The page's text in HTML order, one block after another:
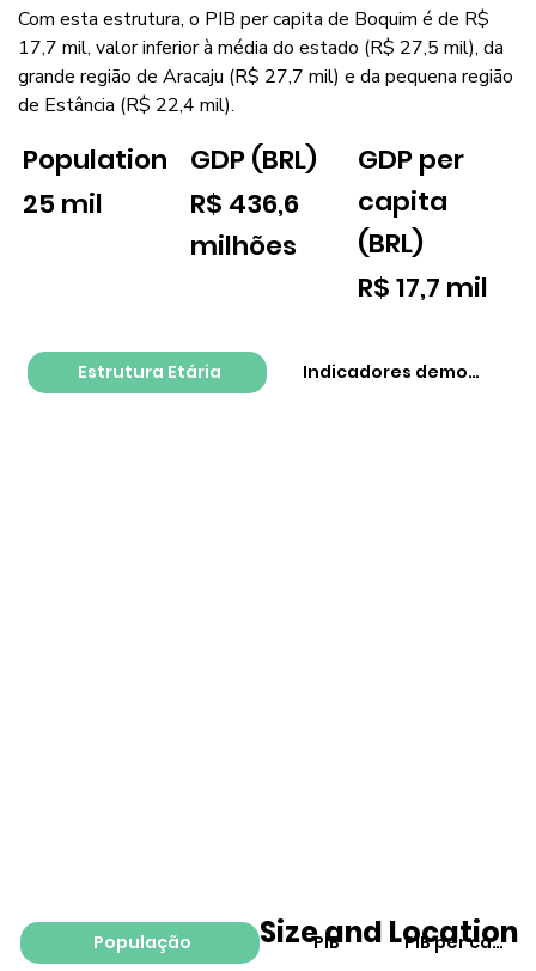
População PIB PIB per capita
Estrutura Etária Indicadores
Com esta estrutura, o PIB per capita de Boquim é de R$
17,7 mil, valor inferior à média do estado (R$ 27,5 mil), da
grande região de Aracaju (R$ 27,7 mil) e da pequena região
de Estância (R$ 22,4 mil).
Population
25 mil
GDP (BRL)
R$ 436,6
milhões
GDP per
capita
(BRL)
R$ 17,7 mil
Size and Location